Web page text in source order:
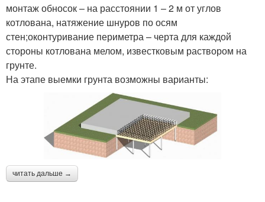
монтаж обносок – на расстоянии 1 – 2 м от углов
котлована, натяжение шнуров по осям
стен;оконтуривание периметра – черта для каждой
стороны котлована мелом, известковым раствором на
грунте.
На этапе выемки грунта возможны варианты:
читать дальше →